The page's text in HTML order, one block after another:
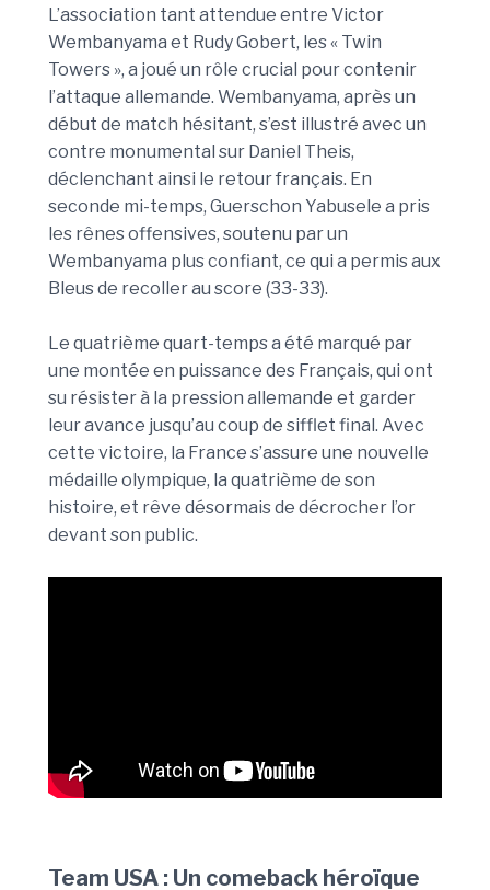
L’association tant attendue entre Victor
Wembanyama et Rudy Gobert, les « Twin
Towers », a joué un rôle crucial pour contenir
l’attaque allemande. Wembanyama, après un
début de match hésitant, s’est illustré avec un
contre monumental sur Daniel Theis,
déclenchant ainsi le retour français. En
seconde mi-temps, Guerschon Yabusele a pris
les rênes offensives, soutenu par un
Wembanyama plus confiant, ce qui a permis aux
Bleus de recoller au score (33-33).
Le quatrième quart-temps a été marqué par
une montée en puissance des Français, qui ont
su résister à la pression allemande et garder
leur avance jusqu’au coup de sifflet final. Avec
cette victoire, la France s’assure une nouvelle
médaille olympique, la quatrième de son
histoire, et rêve désormais de décrocher l’or
devant son public.
Team USA : Un comeback héroïque